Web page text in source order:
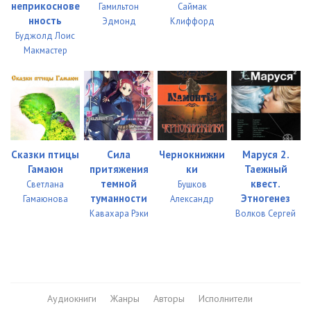
08-05
09-01
16:43
09-03 16:42
09-04 16:45
09-05 11:05
10-01 16:41
16:41
неприкоснове
нность
Буджолд Лоис
Макмастер
Гамильтон
Эдмонд
Саймак
Клиффорд
Сказки птицы
Гамаюн
Светлана
Гамаюнова
Сила
притяжения
темной
туманности
Кавахара Рэки
Чернокнижни
ки
Бушков
Александр
Маруся 2.
Таежный
квест.
Этногенез
Волков Сергей
Аудиокниги Жанры Авторы
Исполнители